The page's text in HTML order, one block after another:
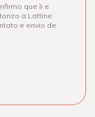
que li e
a Lattine
e envio de